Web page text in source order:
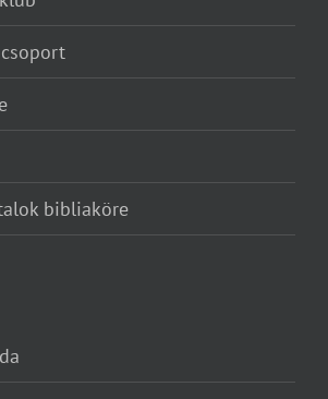
bibliaköre